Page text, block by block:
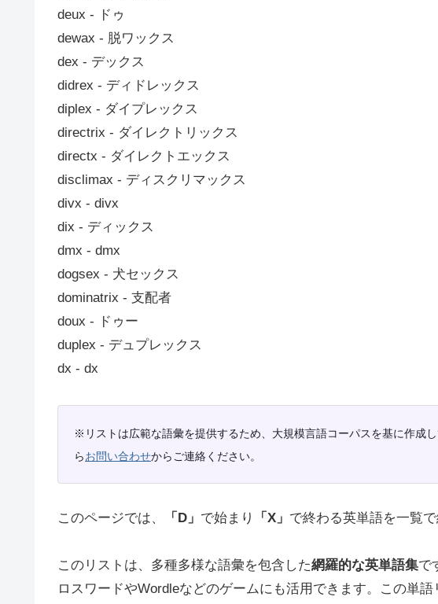
deux ‐ ドゥ
dewax ‐ 脱ワックス
dex ‐ デックス
didrex ‐ ディドレックス
diplex ‐ ダイプレックス
directrix ‐ ダイレクトリックス
directx ‐ ダイレクトエックス
disclimax ‐ ディスクリマックス
divx ‐ divx
dix ‐ ディックス
dmx ‐ dmx
dogsex ‐ 犬セックス
dominatrix ‐ 支配者
doux ‐ ドゥー
duplex ‐ デュプレックス
dx ‐ dx
※リストは広範な語彙を提供するため、大規模言語コーパスを基に作成
らお問い合わせからご連絡ください。
このページでは、 「D」 で始まり 「X」 で終わる英単語を一覧で
このリストは、多種多様な語彙を包含した網羅的な英単語集で
ロスワードやWordleなどのゲームにも活用できます。この単